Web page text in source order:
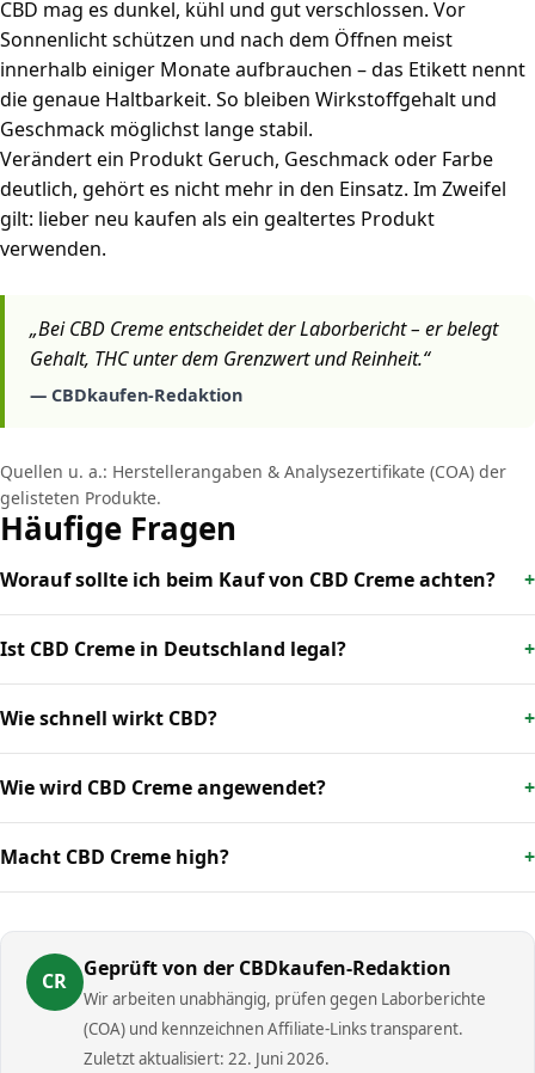
CBD mag es dunkel, kühl und gut verschlossen. Vor
Sonnenlicht schützen und nach dem Öffnen meist
innerhalb einiger Monate aufbrauchen – das Etikett nennt
die genaue Haltbarkeit. So bleiben Wirkstoffgehalt und
Geschmack möglichst lange stabil.
Verändert ein Produkt Geruch, Geschmack oder Farbe
deutlich, gehört es nicht mehr in den Einsatz. Im Zweifel
gilt: lieber neu kaufen als ein gealtertes Produkt
verwenden.
„Bei CBD Creme entscheidet der Laborbericht – er belegt
Gehalt, THC unter dem Grenzwert und Reinheit.“
— CBDkaufen-Redaktion
Quellen u. a.: Herstellerangaben & Analysezertifikate (COA) der
gelisteten Produkte.
Häufige Fragen
Worauf sollte ich beim Kauf von CBD Creme achten?
Ist CBD Creme in Deutschland legal?
Wie schnell wirkt CBD?
Wie wird CBD Creme angewendet?
Macht CBD Creme high?
CR
Geprüft von der CBDkaufen-Redaktion
Wir arbeiten unabhängig, prüfen gegen Laborberichte
(COA) und kennzeichnen Affiliate-Links transparent.
Zuletzt aktualisiert: 22. Juni 2026.